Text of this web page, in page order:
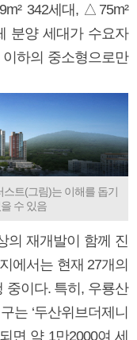
342세대, △75m²
분양 세대가 수요자
하의 중소형으로만
트(그림)는 이해를 돕기
수 있음
의 재개발이 함께 진
에서는 현재 27개의
중이다. 특히, 우룡산
는 ‘두산위브더제니
면 약 1만2000여 세